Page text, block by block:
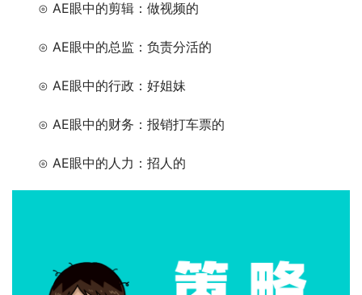
⊙ AE眼中的剪辑：做视频的
⊙ AE眼中的总监：负责分活的
⊙ AE眼中的行政：好姐妹
⊙ AE眼中的财务：报销打车票的
⊙ AE眼中的人力：招人的